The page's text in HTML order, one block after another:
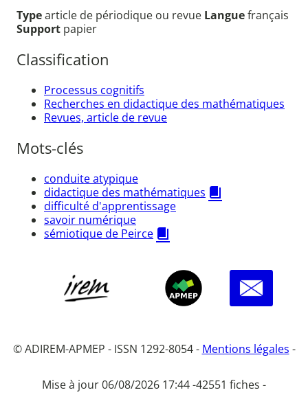
Typearticle de périodique ou revue Languefrançais
Support papier
Classification
Processus cognitifs
Recherches en didactique des mathématiques
Revues, article de revue
Mots-clés
conduite atypique
didactique des mathématiques
difficulté d'apprentissage
savoir numérique
sémiotique de Peirce
© ADIREM-APMEP - ISSN 1292-8054 - Mentions légales -
Mise à jour 06/08/2026 17:44 -42551 fiches -